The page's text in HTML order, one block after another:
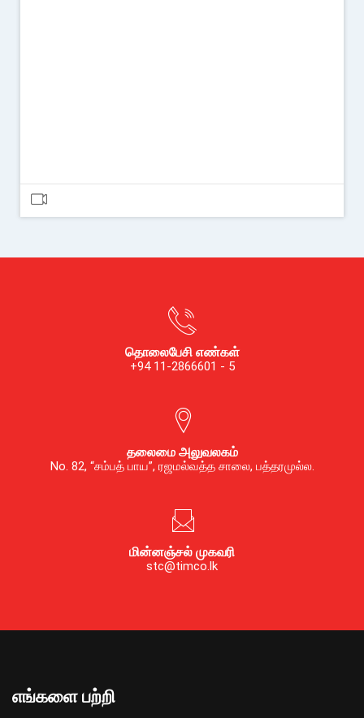
தொலைபேசி எண்கள்
+94 11-2866601 - 5
தலைமை அலுவலகம்
No. 82, “சம்பத் பாய”, ரஜமல்வத்த சாலை, பத்தரமுல்ல.
மின்னஞ்சல் முகவரி
stc@timco.lk
எங்களை பற்றி